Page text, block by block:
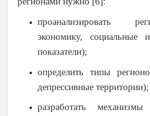
проанализировать
экономику, социальные
показатели);
определить типы
депрессивные территории);
разработать